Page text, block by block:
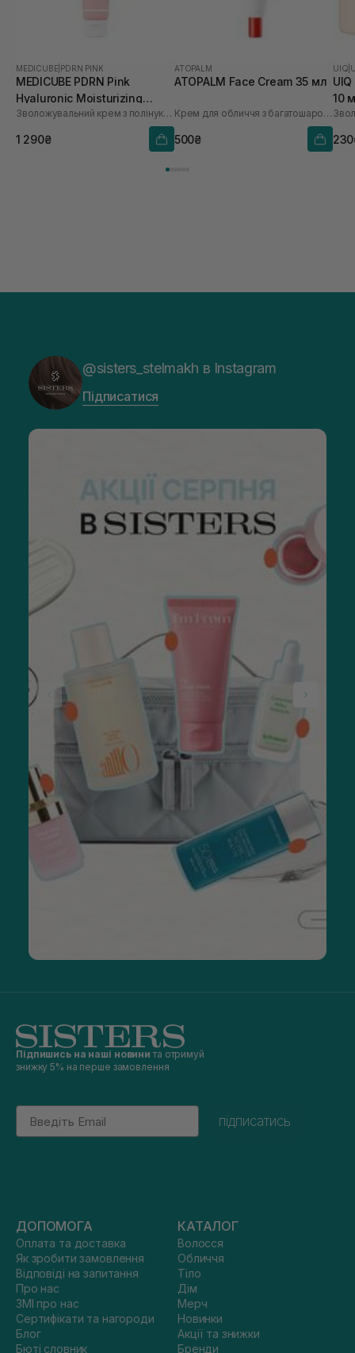
MEDICUBE PDRN PINK
MEDICUBE PDRN Pink
Hyaluronic Moisturizing
Cream 50 мл
Зволожувальний крем з полінуклеотидами та гіалуроновою кислотою
1 290₴
ATOPALM
ATOPALM Face Cream 35 мл
Крем для обличчя з багатошаровою емульсією
500₴
UIQ
10
@sisters_stelmakh в Instagram
Підписатися
Підпишись на наші новини та отримуй
знижку 5% на перше замовлення
Email
підписатись
ДОПОМОГА
Оплата та доставка
Як зробити замовлення
Відповіді на запитання
Про нас
ЗМІ про нас
Сертифікати та нагороди
Блог
Бюті словник
КАТАЛОГ
Волосся
Обличчя
Тіло
Дім
Мерч
Новинки
Акції та знижки
Бренди